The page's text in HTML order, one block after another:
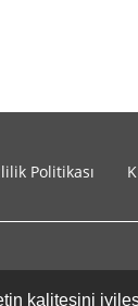
kalitesini
Politikası